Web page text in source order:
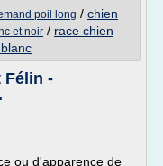
poil long / chien
et noir / race chien
Félin -
ou d'apparence de